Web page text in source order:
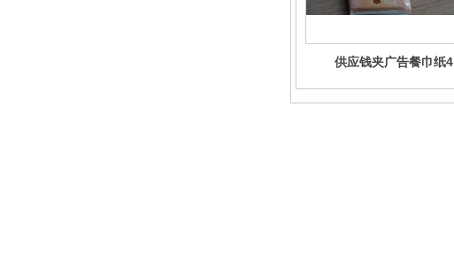
供应钱夹广告餐巾纸4